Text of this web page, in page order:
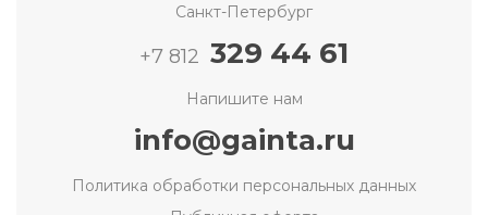
Санкт-Петербург
+7 812 329 44 61
Напишите нам
info@gainta.ru
Политика обработки персональных данных